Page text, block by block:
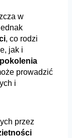
w
, co rodzi
jak i
prowadzić
i
przez